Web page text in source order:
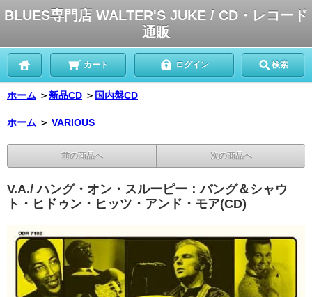
BLUES専門店 WALTER'S JUKE / CD・レコード
通販
カート ログイン 検索
ホーム ＞ 新品CD ＞ 国内盤CD
ホーム ＞ VARIOUS
前の商品へ 次の商品へ
V.A./ ハング・オン・スルーピー：バング＆シャウ
ト・ヒドゥン・ヒッツ・アンド・モア(CD)